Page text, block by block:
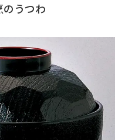
のうつわ